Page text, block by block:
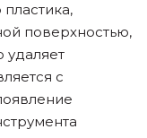
поверхностью,
удаляет
с